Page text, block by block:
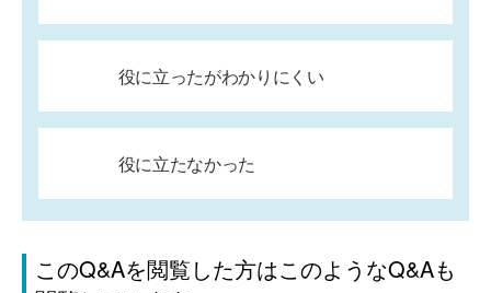
役に立ったがわかりにくい
役に立たなかった
このQ&Aを閲覧した方はこのようなQ&Aも